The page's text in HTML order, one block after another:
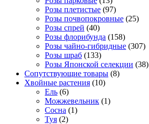
Розы плетистые (97)
Розы почвопокровные (25)
Розы спрей (40)
Розы флорибунда (158)
Розы чайно-гибридные (307)
Розы шраб (133)
Розы Японской селекции (38)
Сопутствующие товары (8)
Хвойные растения (10)
Ель (6)
Можжевельник (1)
Сосна (1)
Туя (2)